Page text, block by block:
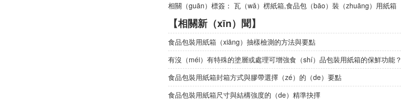
相關（guān）標簽： 瓦（wǎ）楞紙箱,食品包（bāo）裝（zhuāng）用紙箱
【相關新（xīn）聞】
食品包裝用紙箱（xiāng）抽樣檢測的方法與要點
有沒（méi）有特殊的塗層或處理可增強食（shí）品包裝用紙箱的保鮮功能？
食品包裝用紙箱封箱方式與膠帶選擇（zé）的（de）要點
食品包裝用紙箱尺寸與結構強度的（de）精準抉擇